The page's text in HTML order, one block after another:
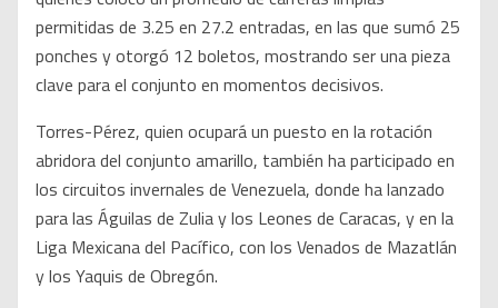
permitidas de 3.25 en 27.2 entradas, en las que sumó 25
ponches y otorgó 12 boletos, mostrando ser una pieza
clave para el conjunto en momentos decisivos.
Torres-Pérez, quien ocupará un puesto en la rotación
abridora del conjunto amarillo, también ha participado en
los circuitos invernales de Venezuela, donde ha lanzado
para las Águilas de Zulia y los Leones de Caracas, y en la
Liga Mexicana del Pacífico, con los Venados de Mazatlán
y los Yaquis de Obregón.